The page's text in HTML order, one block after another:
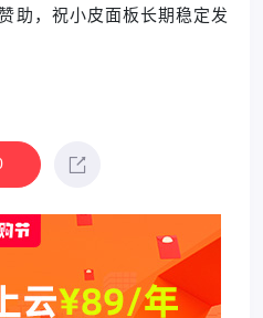
助，祝小皮面板长期稳定发